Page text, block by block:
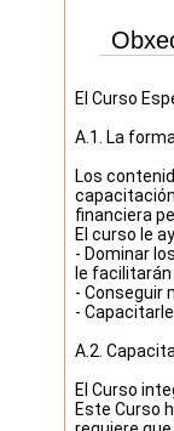
El Curso
A.1. La
Los
financiera
El curso le
- Dominar
le
- Conseguir
-
A.2.
El Curso
Este Curso